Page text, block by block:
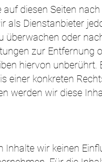
diesen Seiten nach
als Dienstanbieter
überwachen oder
zur Entfernung
hiervon unberührt.
einer konkreten
werden wir diese
Inhalte wir keinen